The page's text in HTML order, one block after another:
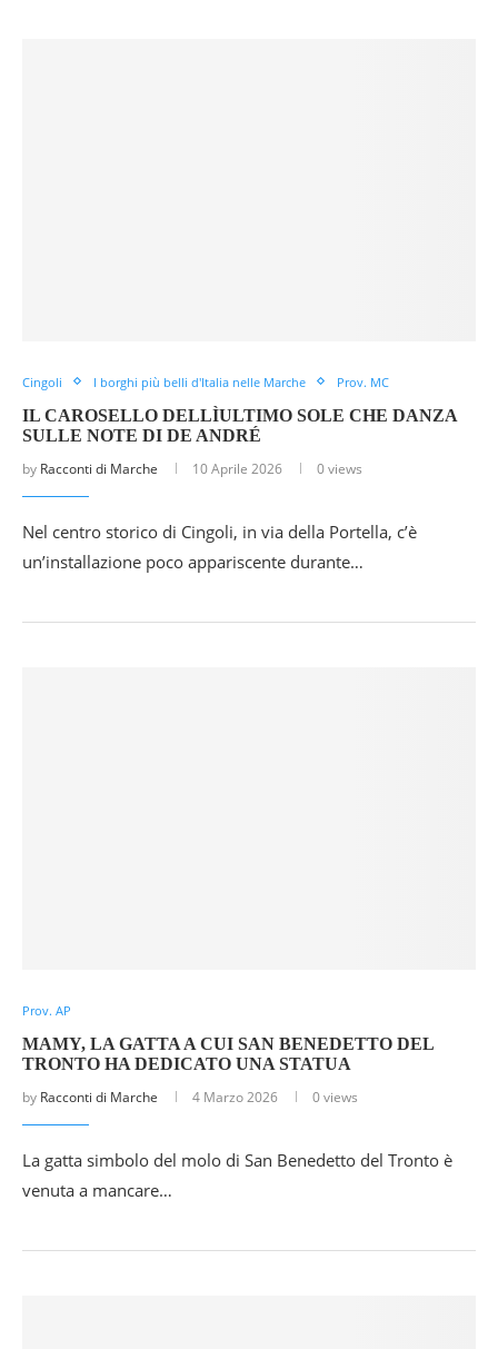
Cingoli I borghi più belli d'Italia nelle Marche Prov. MC
IL CAROSELLO DELLÌULTIMO SOLE CHE DANZA
SULLE NOTE DI DE ANDRÉ
by Racconti di Marche 10 Aprile 2026 0 views
Nel centro storico di Cingoli, in via della Portella, c’è
un’installazione poco appariscente durante…
Prov. AP
MAMY, LA GATTA A CUI SAN BENEDETTO DEL
TRONTO HA DEDICATO UNA STATUA
by Racconti di Marche 4 Marzo 2026 0 views
La gatta simbolo del molo di San Benedetto del Tronto è
venuta a mancare…